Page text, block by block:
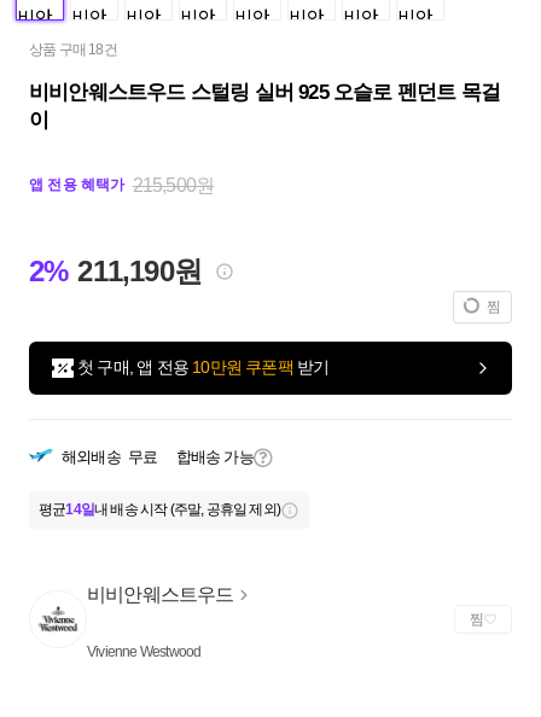
상품 구매 18건
비비안웨스트우드 스털링 실버 925 오슬로 펜던트 목걸
이
앱 전용 혜택가 215,500원
2% 211,190원
찜
첫 구매, 앱 전용 10만원 쿠폰팩 받기
해외배송 무료 합배송 가능
평균14일내 배송 시작 (주말, 공휴일 제외)
비비안웨스트우드
Vivienne Westwood
찜